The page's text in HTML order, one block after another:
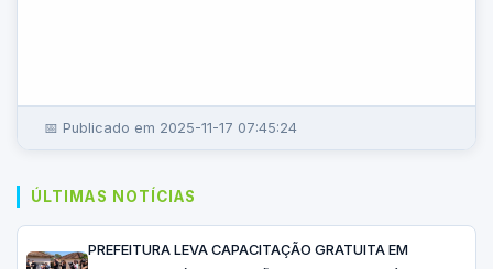
📅 Publicado em 2025-11-17 07:45:24
ÚLTIMAS NOTÍCIAS
PREFEITURA LEVA CAPACITAÇÃO GRATUITA EM